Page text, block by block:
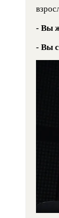
- Вы
- Вы